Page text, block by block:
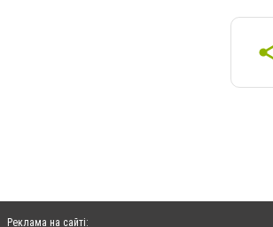
Реклама на сайті: